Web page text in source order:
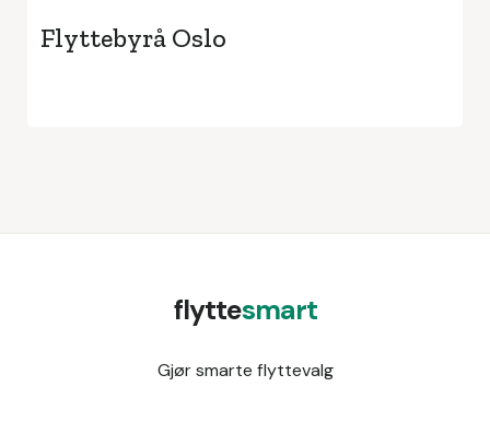
Flyttebyrå Oslo
flyttesmart
Gjør smarte flyttevalg